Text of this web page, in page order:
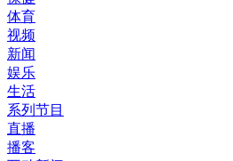
体育
视频
新闻
娱乐
生活
系列节目
直播
播客